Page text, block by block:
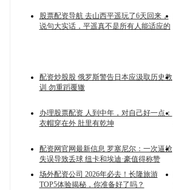
股票配资导航 去山西平遥玩了6天回来，
说句大实话，平遥真不是所有人能适应的
配资炒股股 俄罗斯警告日本应汲取历史教
训 勿重蹈覆辙
办理股票配资 人到中年，对自己好一点：
衣帽穿在外 肚里有乾坤
配资网官网最新信息 罗塞尼尔：一次逼抢
失误导致丢球 纽卡和埃迪·豪值得称赞
场外配资公司 2026年必去！长隆旅游
TOP5体验揭秘，你准备好了吗？